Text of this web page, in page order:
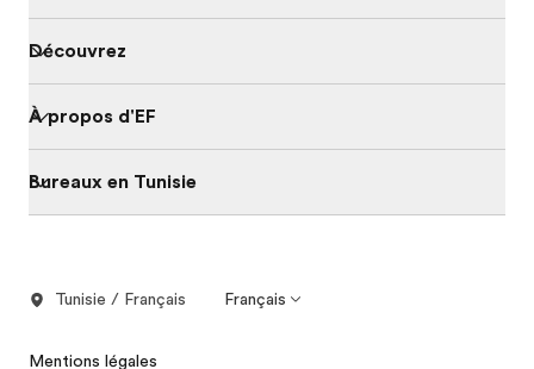
Découvrez
À propos d'EF
Bureaux en Tunisie
Tunisie / Français Français
Mentions légales